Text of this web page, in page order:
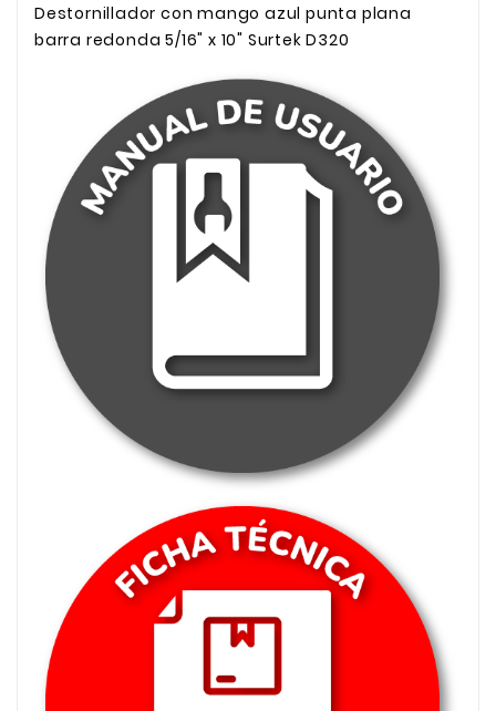
Destornillador con mango azul punta plana
barra redonda 5/16" x 10" Surtek D320